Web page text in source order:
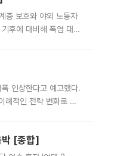
층 보호와 야외 노동자
후에 대비해 폭염 대응
인상한다고 예고했다.
례적인 전략 변화로 평
[종합]